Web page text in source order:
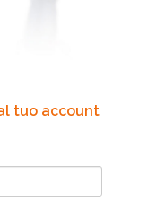
tuo account